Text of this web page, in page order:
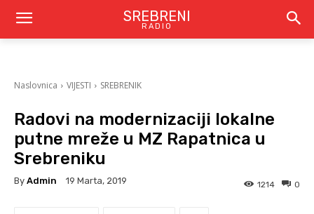
SREBRENI
RADIO
Naslovnica VIJESTI SREBRENIK
Radovi na modernizaciji lokalne
putne mreže u MZ Rapatnica u
Srebreniku
By Admin 19 Marta, 2019 0
1214